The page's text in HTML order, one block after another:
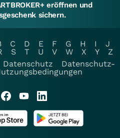
eröffnen und
sichern.
C D E F G H I
J
S T U V W X Y
Z
Datenschutz
Datenschutz-